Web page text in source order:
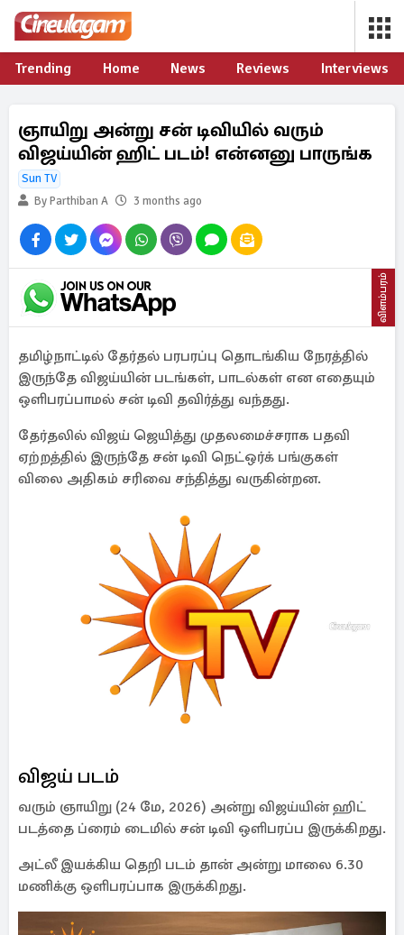
Trending Home News Reviews Interviews
ஞாயிறு அன்று சன் டிவியில் வரும்
விஜய்யின் ஹிட் படம்! என்னனு பாருங்க
Sun TV
By Parthiban A
3 months ago
விளம்பரம்
தமிழ்நாட்டில் தேர்தல் பரபரப்பு தொடங்கிய நேரத்தில்
இருந்தே விஜய்யின் படங்கள், பாடல்கள் என எதையும்
ஒளிபரப்பாமல் சன் டிவி தவிர்த்து வந்தது.
தேர்தலில் விஜய் ஜெயித்து முதலமைச்சராக பதவி
ஏற்றத்தில் இருந்தே சன் டிவி நெட்ஒர்க் பங்குகள்
விலை அதிகம் சரிவை சந்தித்து வருகின்றன.
விஜய் படம்
வரும் ஞாயிறு (24 மே, 2026) அன்று விஜய்யின் ஹிட்
படத்தை ப்ரைம் டைமில் சன் டிவி ஒளிபரப்ப இருக்கிறது.
அட்லீ இயக்கிய தெறி படம் தான் அன்று மாலை 6.30
மணிக்கு ஒளிபரப்பாக இருக்கிறது.